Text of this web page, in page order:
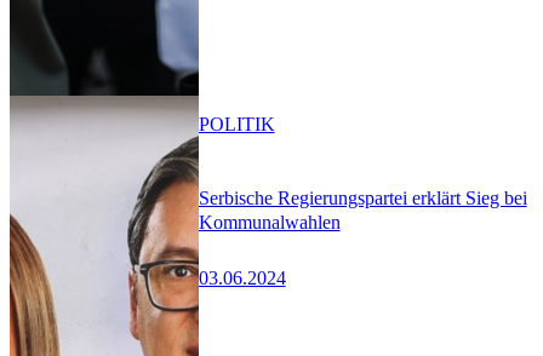
Serbische Regierungspartei erklärt Sieg bei
Kommunalwahlen
03.06.2024
POLITIK